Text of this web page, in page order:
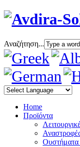
Αναζήτηση...
Home
Προϊόντα